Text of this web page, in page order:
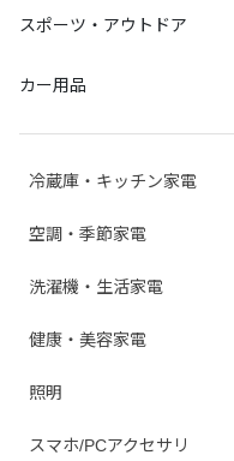
スポーツ・アウトドア
カー用品
冷蔵庫・キッチン家電
空調・季節家電
洗濯機・生活家電
健康・美容家電
照明
スマホ/PCアクセサリ